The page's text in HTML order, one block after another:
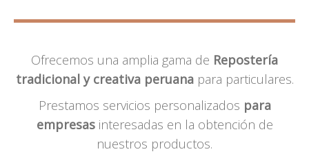
Ofrecemos una amplia gama de Repostería
tradicional y creativa peruanapara particulares.
Prestamos servicios personalizados para
empresasinteresadas en la obtención de
nuestros productos.